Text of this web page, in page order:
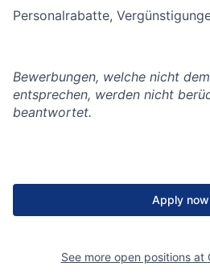
Personalrabatte,
Bewerbungen, welche nicht
entsprechen, werden nicht
beantwortet.
Apply now
See more open positions at